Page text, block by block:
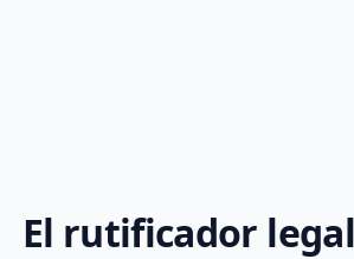
El rutificador